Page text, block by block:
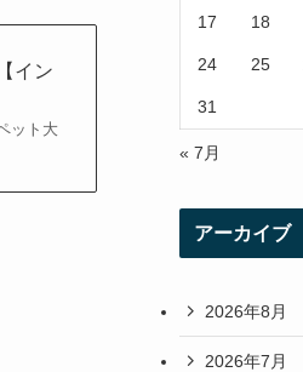
イン
ット大
17 18
24 25
31
« 7月
アーカイブ
2026年8月
2026年7月